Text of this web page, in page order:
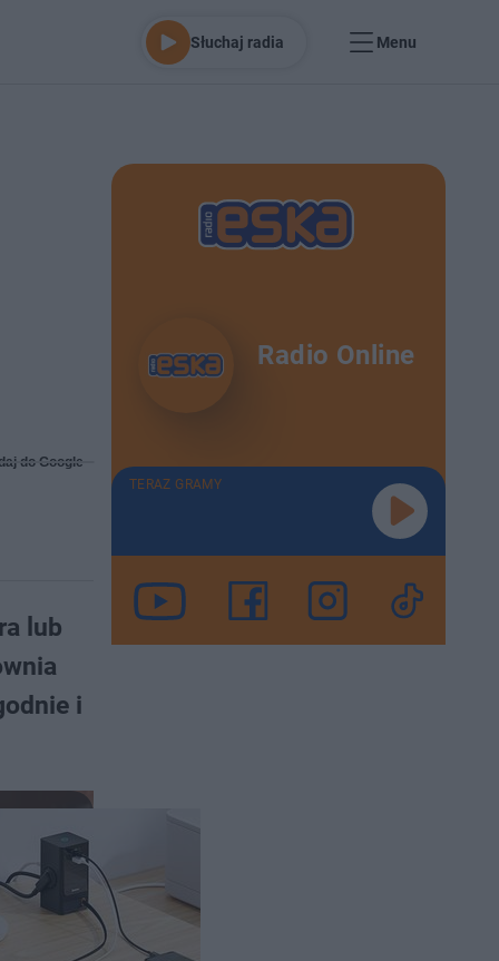
Słuchaj radia Menu
do Google
lub
i
Radio Online
TERAZ GRAMY